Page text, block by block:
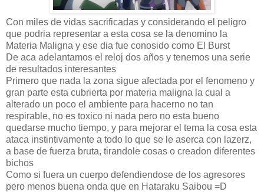
Con miles de vidas sacrificadas y considerando el peligro
que podria representar a esta cosa se la denomino la
Materia Maligna y ese dia fue conosido como El Burst
De aca adelantamos el reloj dos años y tenemos una serie
de resultados interesantes
Primero que nada la zona sigue afectada por el fenomeno y
gran parte esta cubrierta por materia maligna la cual a
alterado un poco el ambiente para hacerno no tan
respirable, no es toxico ni nada pero no esta bueno
quedarse mucho tiempo, y para mejorar el tema la cosa esta
ataca instintivamente a todo lo que se le aserca con lazerz,
a base de fuerza bruta, tirandole cosas o creadon diferentes
bichos
Como si fuera un cuerpo defendiendose de los agresores
pero menos buena onda que en Hataraku Saibou =D